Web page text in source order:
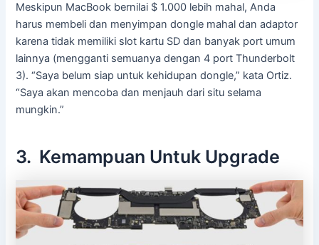
Meskipun MacBook bernilai $ 1.000 lebih mahal, Anda
harus membeli dan menyimpan dongle mahal dan adaptor
karena tidak memiliki slot kartu SD dan banyak port umum
lainnya (mengganti semuanya dengan 4 port Thunderbolt
3). “Saya belum siap untuk kehidupan dongle,” kata Ortiz.
“Saya akan mencoba dan menjauh dari situ selama
mungkin.”
3. Kemampuan Untuk Upgrade